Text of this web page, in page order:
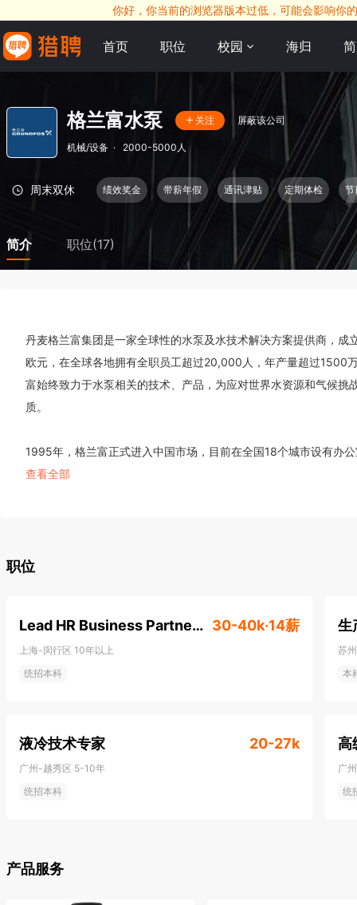
你好，你当前的浏览器版本过低，可能会影响你
首页 职位 校园 海归
格兰富水泵 关注 屏蔽该公司
机械/设备 · 2000-5000人
周末双休 绩效奖金 带薪年假 通讯津贴 定期体检 节
简介 职位(17)
丹麦格兰富集团是一家全球性的水泵及水技术解决方案提供商，
欧元，在全球各地拥有全职员工超过20,000人，年产量超过1500
富始终致力于水泵相关的技术、产品，为应对世界水资源和气候挑
质。
1995年，格兰富正式进入中国市场，目前在全国18个城市设有办
工近1700名。2021年起，格兰富围绕四类全球客户细分市场——
会多个场馆（包括国家速滑馆、首都体育馆、国家会议中心二期等
格兰富中国至今已九次荣膺"中国杰出雇主"认证。作为联合国可持
和第13项（气候行动）的坚定倡导者，可持续发展和企业社会责
2025年初，格兰富集团正式发布全新集团战略“燃动27”以及
查看全部
职位
Lead HR Business Partner, DBS 30-40k·14薪
上海-闵行区 10年以上
统招本科
生
苏
本
液冷技术专家 20-27k
广州-越秀区 5-10年
统招本科
高
广
统
产品服务